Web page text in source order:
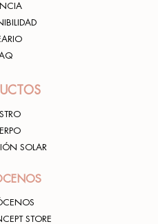
SOLAR
STORE